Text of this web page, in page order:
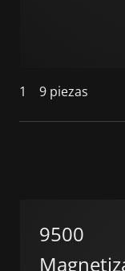
1 9 piezas
9500